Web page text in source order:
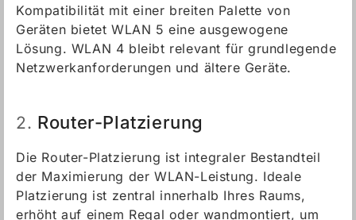
Kompatibilität mit einer breiten Palette von
Geräten bietet WLAN 5 eine ausgewogene
Lösung. WLAN 4 bleibt relevant für grundlegende
Netzwerkanforderungen und ältere Geräte.
2. Router-Platzierung
Die Router-Platzierung ist integraler Bestandteil
der Maximierung der WLAN-Leistung. Ideale
Platzierung ist zentral innerhalb Ihres Raums,
erhöht auf einem Regal oder wandmontiert, um